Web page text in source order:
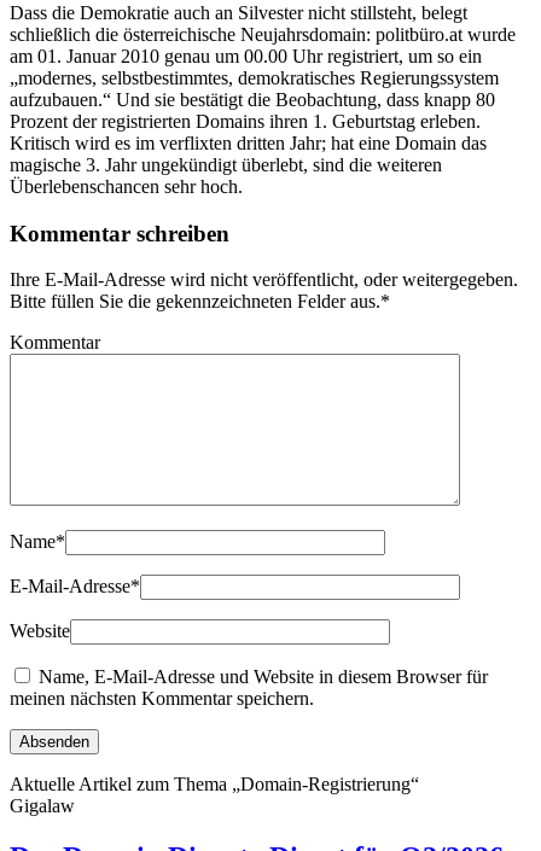
Dass die Demokratie auch an Silvester nicht stillsteht, belegt
schließlich die österreichische Neujahrsdomain: politbüro.at wurde
am 01. Januar 2010 genau um 00.00 Uhr registriert, um so ein
„modernes, selbstbestimmtes, demokratisches Regierungssystem
aufzubauen.“ Und sie bestätigt die Beobachtung, dass knapp 80
Prozent der registrierten Domains ihren 1. Geburtstag erleben.
Kritisch wird es im verflixten dritten Jahr; hat eine Domain das
magische 3. Jahr ungekündigt überlebt, sind die weiteren
Überlebenschancen sehr hoch.
Kommentar schreiben
Ihre E-Mail-Adresse wird nicht veröffentlicht, oder weitergegeben.
Bitte füllen Sie die gekennzeichneten Felder aus.*
Kommentar
Name*
E-Mail-Adresse*
Website
Name, E-Mail-Adresse und Website in diesem Browser für
meinen nächsten Kommentar speichern.
Aktuelle Artikel zum Thema „Domain-Registrierung“
Gigalaw